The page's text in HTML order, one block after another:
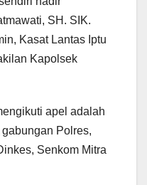
SH. SIK.
Kasat Lantas Iptu
Kapolsek
apel adalah
Polres,
Senkom Mitra